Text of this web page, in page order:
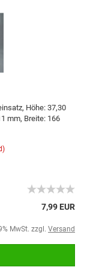
, Höhe: 37,30
mm, Breite: 166
7,99 EUR
MwSt. zzgl. Versand